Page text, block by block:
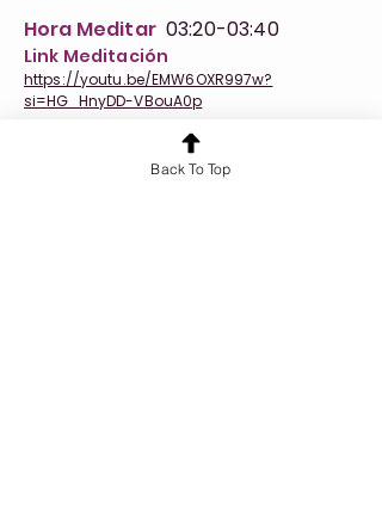
Hora Meditar 03:20-03:40
Link Meditación
https://youtu.be/EMW6OXR997w?
si=HG_HnyDD-VBouA0p
Back To Top